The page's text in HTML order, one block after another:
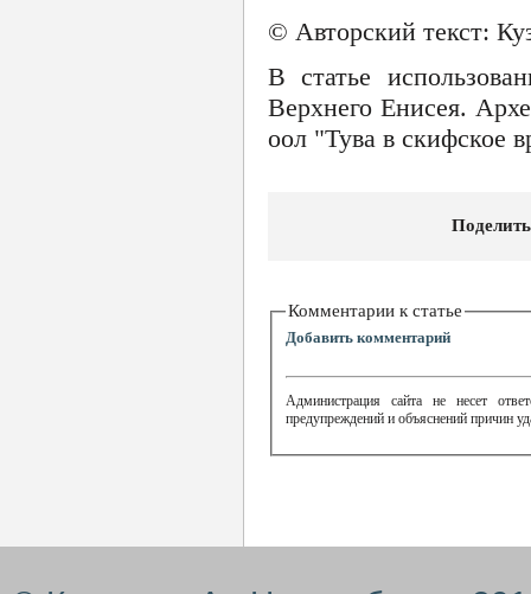
© Авторский текст:
В статье
Верхнего Енисея.
оол "Тува в скифское
Комментарии к статье
Добавить комментарий
Администрация сайта не несет
предупреждений и объяснений причин